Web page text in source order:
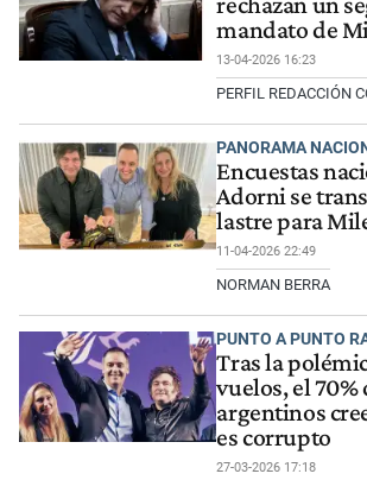
mandato de
13-04-2026 16:23
PERFIL REDACCIÓN
PANORAMA
Encuestas
Adorni se
lastre para
11-04-2026 22:49
NORMAN BERRA
PUNTO A PUNTO
Tras la
vuelos, el 70%
argentinos
es corrupto
27-03-2026 17:18